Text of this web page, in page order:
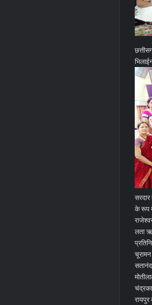
के रूप
लता
चूरामन
सतानंद